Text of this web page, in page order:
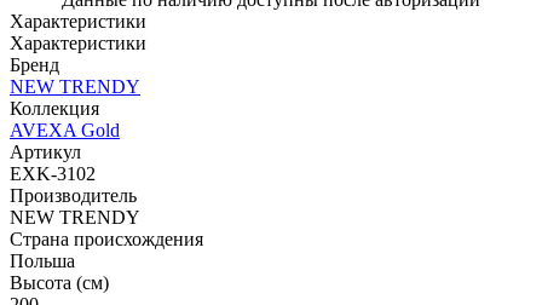
Характеристики
Характеристики
Бренд
NEW TRENDY
Коллекция
AVEXA Gold
Артикул
EXK-3102
Производитель
NEW TRENDY
Страна происхождения
Польша
Высота (см)